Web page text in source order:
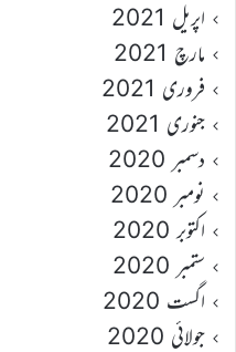
اپریل 2021
مارچ 2021
فروری 2021
جنوری 2021
دسمبر 2020
نومبر 2020
اکتوبر 2020
ستمبر 2020
اگست 2020
جولائی 2020